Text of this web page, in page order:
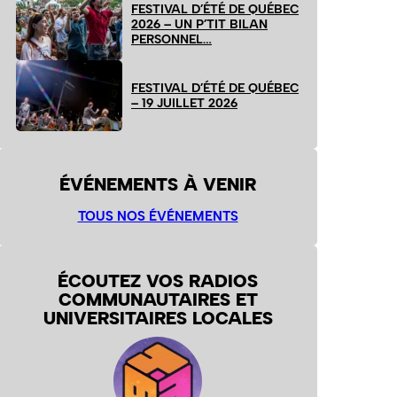
FESTIVAL D’ÉTÉ DE QUÉBEC
2026 – UN P’TIT BILAN
PERSONNEL…
FESTIVAL D’ÉTÉ DE QUÉBEC
– 19 JUILLET 2026
ÉVÉNEMENTS À VENIR
TOUS NOS ÉVÉNEMENTS
ÉCOUTEZ VOS RADIOS
COMMUNAUTAIRES ET
UNIVERSITAIRES LOCALES